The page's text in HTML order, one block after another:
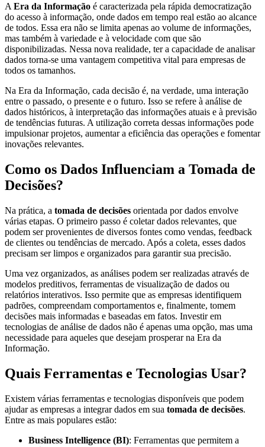
AEra da Informação é caracterizada pela rápida democratização
do acesso à informação, onde dados em tempo real estão ao alcance
de todos. Essa era não se limita apenas ao volume de informações,
mas também à variedade e à velocidade com que são
disponibilizadas. Nessa nova realidade, ter a capacidade de analisar
dados torna-se uma vantagem competitiva vital para empresas de
todos os tamanhos.
Na Era da Informação, cada decisão é, na verdade, uma interação
entre o passado, o presente e o futuro. Isso se refere à análise de
dados históricos, à interpretação das informações atuais e à previsão
de tendências futuras. A utilização correta dessas informações pode
impulsionar projetos, aumentar a eficiência das operações e fomentar
inovações relevantes.
Como os Dados Influenciam a Tomada de
Decisões?
Na prática, a tomada de decisões orientada por dados envolve
várias etapas. O primeiro passo é coletar dados relevantes, que
podem ser provenientes de diversos fontes como vendas, feedback
de clientes ou tendências de mercado. Após a coleta, esses dados
precisam ser limpos e organizados para garantir sua precisão.
Uma vez organizados, as análises podem ser realizadas através de
modelos preditivos, ferramentas de visualização de dados ou
relatórios interativos. Isso permite que as empresas identifiquem
padrões, compreendam comportamentos e, finalmente, tomem
decisões mais informadas e baseadas em fatos. Investir em
tecnologias de análise de dados não é apenas uma opção, mas uma
necessidade para aqueles que desejam prosperar na Era da
Informação.
Quais Ferramentas e Tecnologias Usar?
Existem várias ferramentas e tecnologias disponíveis que podem
ajudar as empresas a integrar dados em sua tomada de decisões.
Entre as mais populares estão:
Business Intelligence (BI): Ferramentas que permitem a